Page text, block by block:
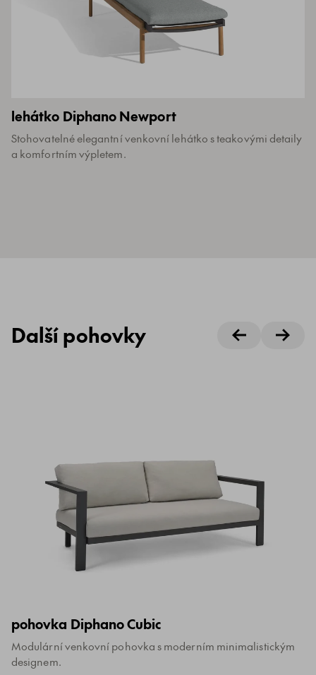
lehátko Diphano Newport
Stohovatelné elegantní venkovní lehátko s teakovými detaily
a komfortním výpletem.
Další pohovky
pohovka Diphano Cubic
Modulární venkovní pohovka s moderním minimalistickým
designem.